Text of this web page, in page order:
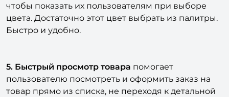
чтобы показать их пользователям при выборе
цвета. Достаточно этот цвет выбрать из палитры.
Быстро и удобно.
5. Быстрый просмотр товара помогает
пользователю посмотреть и оформить заказ на
товар прямо из списка, не переходя к детальной